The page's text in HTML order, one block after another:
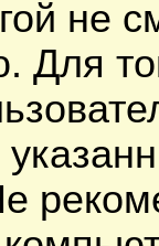
не
Для